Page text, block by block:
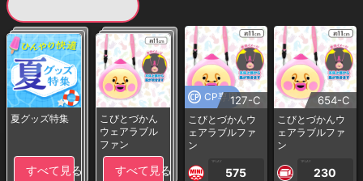
夏グッズ特集
すべて見る
こびとづかん
ウェアラブル
ファン
すべて見る
CP専用127-C
こびとづかんウ
ェアラブルファ
ン
1PLAY
575
654-C
こびとづかんウ
ェアラブルファ
ン
1PLAY
230